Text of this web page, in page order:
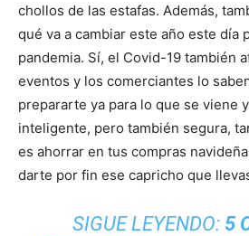
chollos de las estafas. Además,
qué va a cambiar este año este día
pandemia. Sí, el Covid-19 también
eventos y los comerciantes lo
prepararte ya para lo que se viene
inteligente, pero también segura,
es ahorrar en tus compras
darte por fin ese capricho que
SIGUE LEYENDO: 5